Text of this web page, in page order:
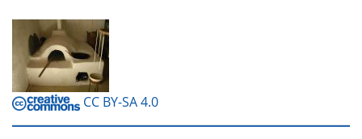
CC BY-SA 4.0